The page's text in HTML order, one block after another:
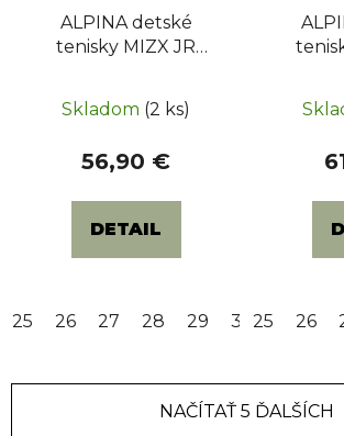
ALPINA detské
tenisky MIZX JR
Skladom (2 ks)
56,90 €
DETAIL
25 26 27 28 29 30 32
25 26
NAČÍTAŤ 5 ĎALŠÍCH